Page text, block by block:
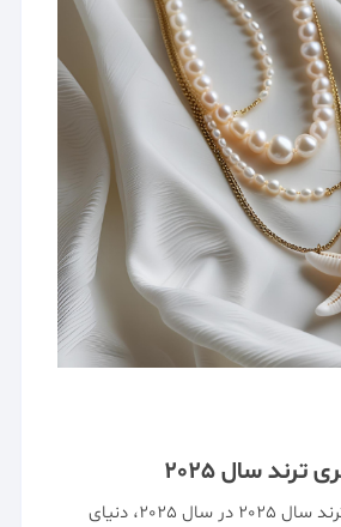
سال 2025
اکسسوری پلیمری ترند سال 2025 در سال 2025، دنیای